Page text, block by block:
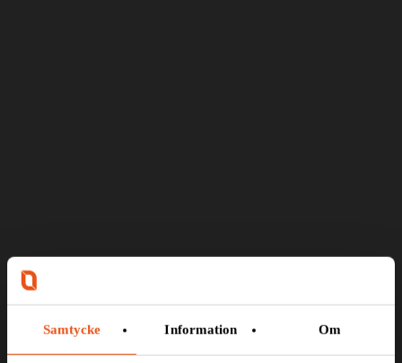
Samtycke Information Om
RENOVERING OCH